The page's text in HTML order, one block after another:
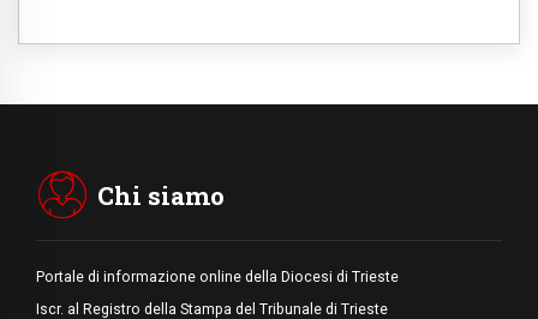
Chi siamo
Portale di informazione online della Diocesi di Trieste
Iscr. al Registro della Stampa del Tribunale di Trieste